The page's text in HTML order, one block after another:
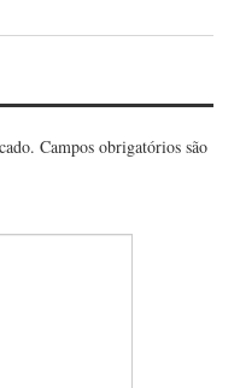
Campos obrigatórios são